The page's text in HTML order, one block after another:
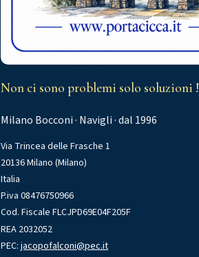
Non ci sono problemi solo soluzioni !
Milano Bocconi · Navigli · dal 1996
Via Trincea delle Frasche 1
20136 Milano (Milano)
Italia
P.iva 08476750966
Cod. Fiscale FLCJPD69E04F205F
REA 2032052
PEC: jacopofalconi@pec.it